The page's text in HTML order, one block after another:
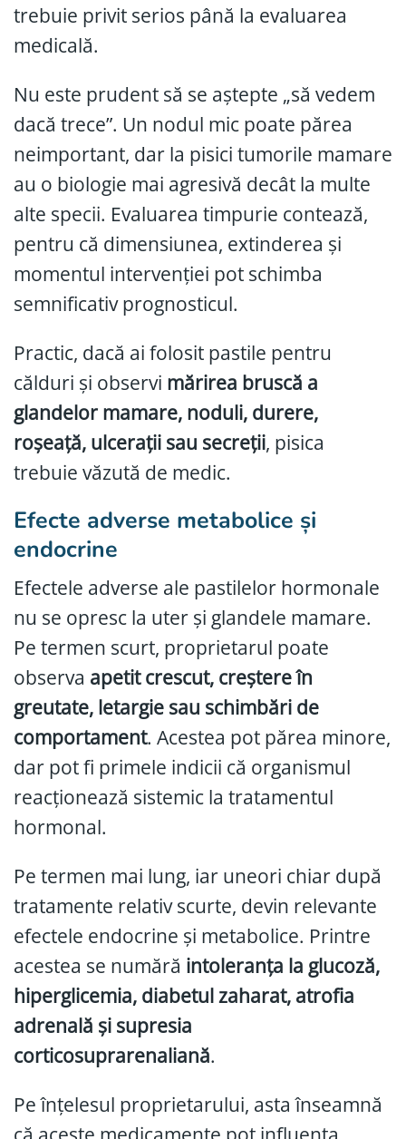
trebuie privit serios până la evaluarea
medicală.
Nu este prudent să se aștepte „să vedem
dacă trece”. Un nodul mic poate părea
neimportant, dar la pisici tumorile mamare
au o biologie mai agresivă decât la multe
alte specii. Evaluarea timpurie contează,
pentru că dimensiunea, extinderea și
momentul intervenției pot schimba
semnificativ prognosticul.
Practic, dacă ai folosit pastile pentru
călduri și observi mărirea bruscă a
glandelor mamare, noduli, durere,
roșeață, ulcerații sau secreții, pisica
trebuie văzută de medic.
Efecte adverse metabolice și
endocrine
Efectele adverse ale pastilelor hormonale
nu se opresc la uter și glandele mamare.
Pe termen scurt, proprietarul poate
observa apetit crescut, creștere în
greutate, letargie sau schimbări de
comportament. Acestea pot părea minore,
dar pot fi primele indicii că organismul
reacționează sistemic la tratamentul
hormonal.
Pe termen mai lung, iar uneori chiar după
tratamente relativ scurte, devin relevante
efectele endocrine și metabolice. Printre
acestea se numără intoleranța la glucoză,
hiperglicemia, diabetul zaharat, atrofia
adrenală și supresia
corticosuprarenaliană.
Pe înțelesul proprietarului, asta înseamnă